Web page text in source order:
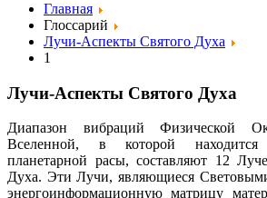
Главная
Глоссарий
Лучи-Аспекты Святого Духа
1
Лучи-Аспекты Святого Духа
Диапазон вибраций Физической
Вселенной, в которой находится
планетарной расы, составляют 12
Духа. Эти Лучи, являющиеся
энергоинформационную матрицу